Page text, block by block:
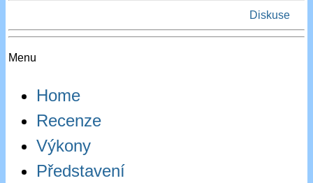
Diskuse
Menu
Home
Recenze
Výkony
Představení